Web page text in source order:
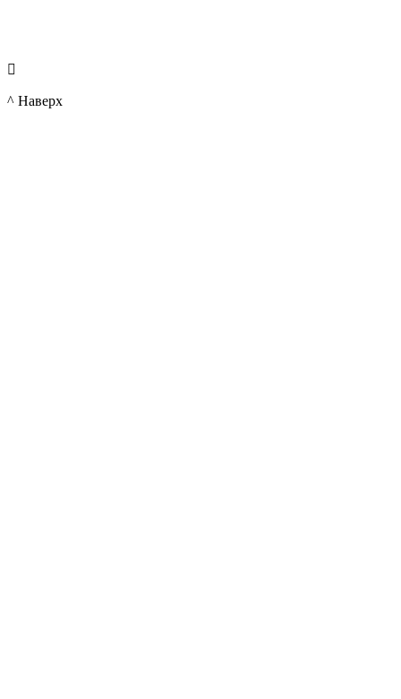

^ Наверх